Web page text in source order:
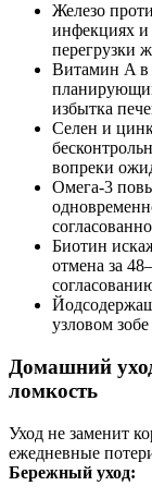
Железо
инфекциях и
перегрузки
Витамин A в
избытка
Селен и
вопреки
Омега‑3
Биотин
отмена за
узловом
Домашний
ломкость
Уход не заменит
ежедневные
Бережный уход: